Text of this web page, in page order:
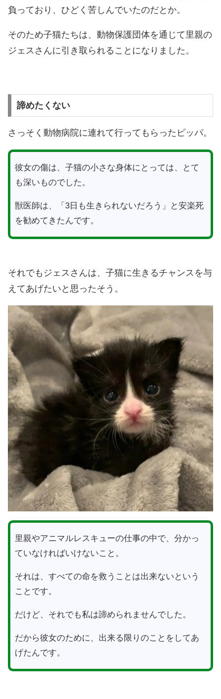
負っており、ひどく苦しんでいたのだとか。
そのため子猫たちは、動物保護団体を通じて里親の
ジェスさんに引き取られることになりました。
諦めたくない
さっそく動物病院に連れて行ってもらったピッパ。
彼女の傷は、子猫の小さな身体にとっては、とて
も深いものでした。
獣医師は、「3日も生きられないだろう」と安楽死
を勧めてきたんです。
それでもジェスさんは、子猫に生きるチャンスを与
えてあげたいと思ったそう。
里親やアニマルレスキューの仕事の中で、分かっ
ていなければいけないこと。
それは、すべての命を救うことは出来ないという
ことです。
だけど、それでも私は諦められませんでした。
だから彼女のために、出来る限りのことをしてあ
げたんです。